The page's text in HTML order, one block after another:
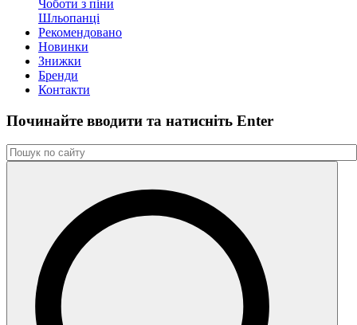
Чоботи з піни
Шльопанці
Рекомендовано
Новинки
Знижки
Бренди
Контакти
Починайте вводити та натиснiть Enter